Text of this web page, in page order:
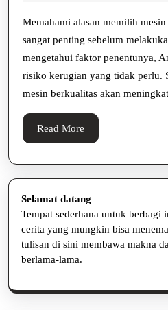
Memahami alasan memilih
sangat penting sebelum
mengetahui faktor penentunya,
risiko kerugian yang tidak perlu.
mesin berkualitas akan
Read More
More
Selamat datang
Tempat sederhana untuk berbagi
cerita yang mungkin bisa
tulisan di sini membawa makna
berlama-lama.